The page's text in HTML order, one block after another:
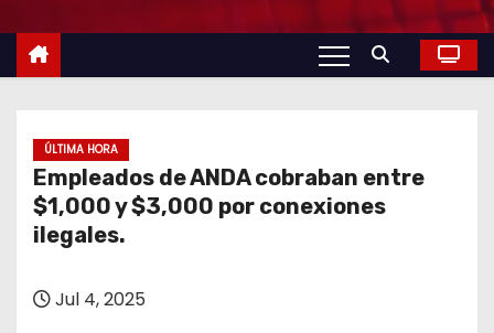
ÚLTIMA HORA
Empleados de ANDA cobraban entre
$1,000 y $3,000 por conexiones
ilegales.
Jul 4, 2025